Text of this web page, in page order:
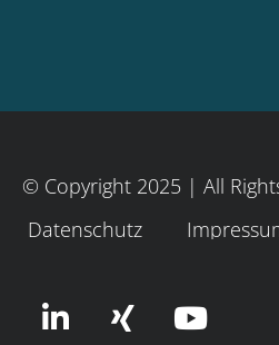
© Copyright 2025 | All
Datenschutz